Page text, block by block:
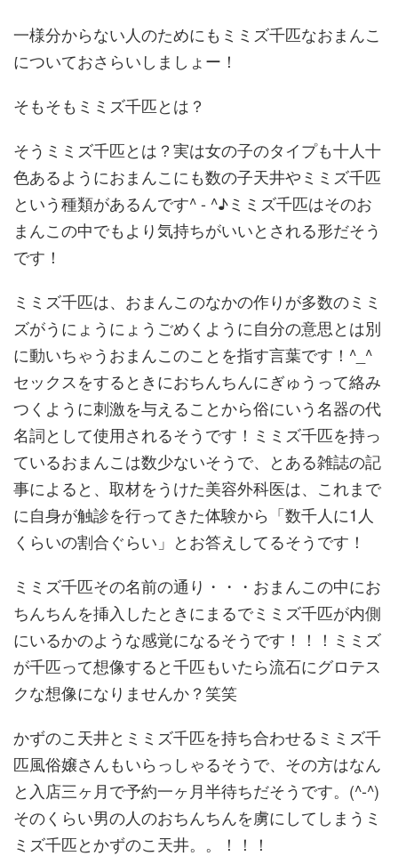
一様分からない人のためにもミミズ千匹なおまんこ
についておさらいしましょー！
そもそもミミズ千匹とは？
そうミミズ千匹とは？実は女の子のタイプも十人十
色あるようにおまんこにも数の子天井やミミズ千匹
という種類があるんです^ - ^♪ミミズ千匹はそのお
まんこの中でもより気持ちがいいとされる形だそう
です！
ミミズ千匹は、おまんこのなかの作りが多数のミミ
ズがうにょうに ょうごめくように自分の意思とは別
に動いちゃうおまんこのことを指す言葉です！^_^
セックスをするときにおちんちんにぎゅうって絡み
つくように刺激を与えることから俗にいう名器の代
名詞として使用されるそうです！ ミミズ千匹を持っ
ているおまんこは数少ないそうで、とある雑誌の記
事によると、取材をうけた美容外科医は、これまで
に自身が触診を行ってきた体験から「数千人に1人
くらいの割合ぐらい」 とお答えしてるそうです！
ミミズ千匹その名前の通り・・・おまんこの中にお
ちんちんを挿入 したときにまるでミミズ千匹が内側
にいるかのような感覚になるそうです！！！ミミズ
が千匹って想像すると千匹もいたら流石にグロテス
クな想像になりませんか？笑笑
かずのこ天井とミミズ千匹を持ち合わせるミミズ千
匹風俗嬢さんもいらっしゃるそうで、その方はなん
と入店三ヶ月で予約一ヶ月半待ちだそうです。(^-^)
そのくらい男の人のおちんちんを虜にしてしまうミ
ミズ千匹とかずのこ天井。。！！！